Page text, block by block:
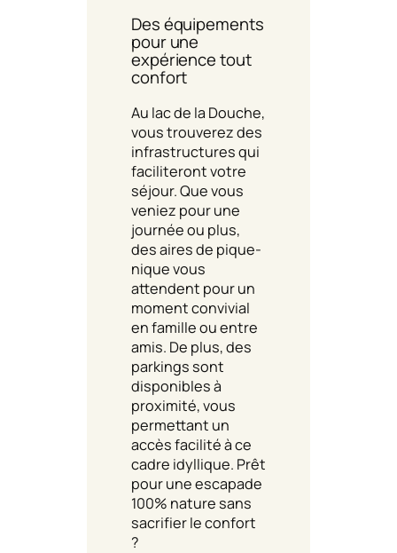
Des équipements
pour une
expérience tout
confort
Au lac de la Douche,
vous trouverez des
infrastructures qui
faciliteront votre
séjour. Que vous
veniez pour une
journée ou plus,
des aires de pique-
nique vous
attendent pour un
moment convivial
en famille ou entre
amis. De plus, des
parkings sont
disponibles à
proximité, vous
permettant un
accès facilité à ce
cadre idyllique. Prêt
pour une escapade
100% nature sans
sacrifier le confort
?